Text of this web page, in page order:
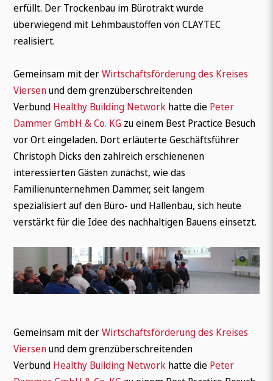
erfüllt. Der Trockenbau im Bürotrakt wurde
überwiegend mit Lehmbaustoffen von CLAYTEC
realisiert.
Gemeinsam mit derWirtschaftsförderung des Kreises
Viersenund dem grenzüberschreitenden
Verbund Healthy Building Network hatte die Peter
Dammer GmbH & Co. KG zu einem Best Practice Besuch
vor Ort eingeladen. Dort erläuterte Geschäftsführer
Christoph Dicks den zahlreich erschienenen
interessierten Gästen zunächst, wie das
Familienunternehmen Dammer, seit langem
spezialisiert auf den Büro- und Hallenbau, sich heute
verstärkt für die Idee des nachhaltigen Bauens einsetzt.
Gemeinsam mit derWirtschaftsförderung des Kreises
Viersenund dem grenzüberschreitenden
Verbund Healthy Building Network hatte die Peter